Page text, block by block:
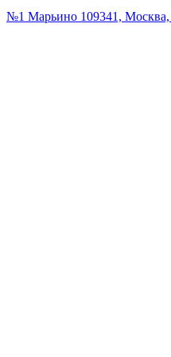
№1 Марьино 109341,